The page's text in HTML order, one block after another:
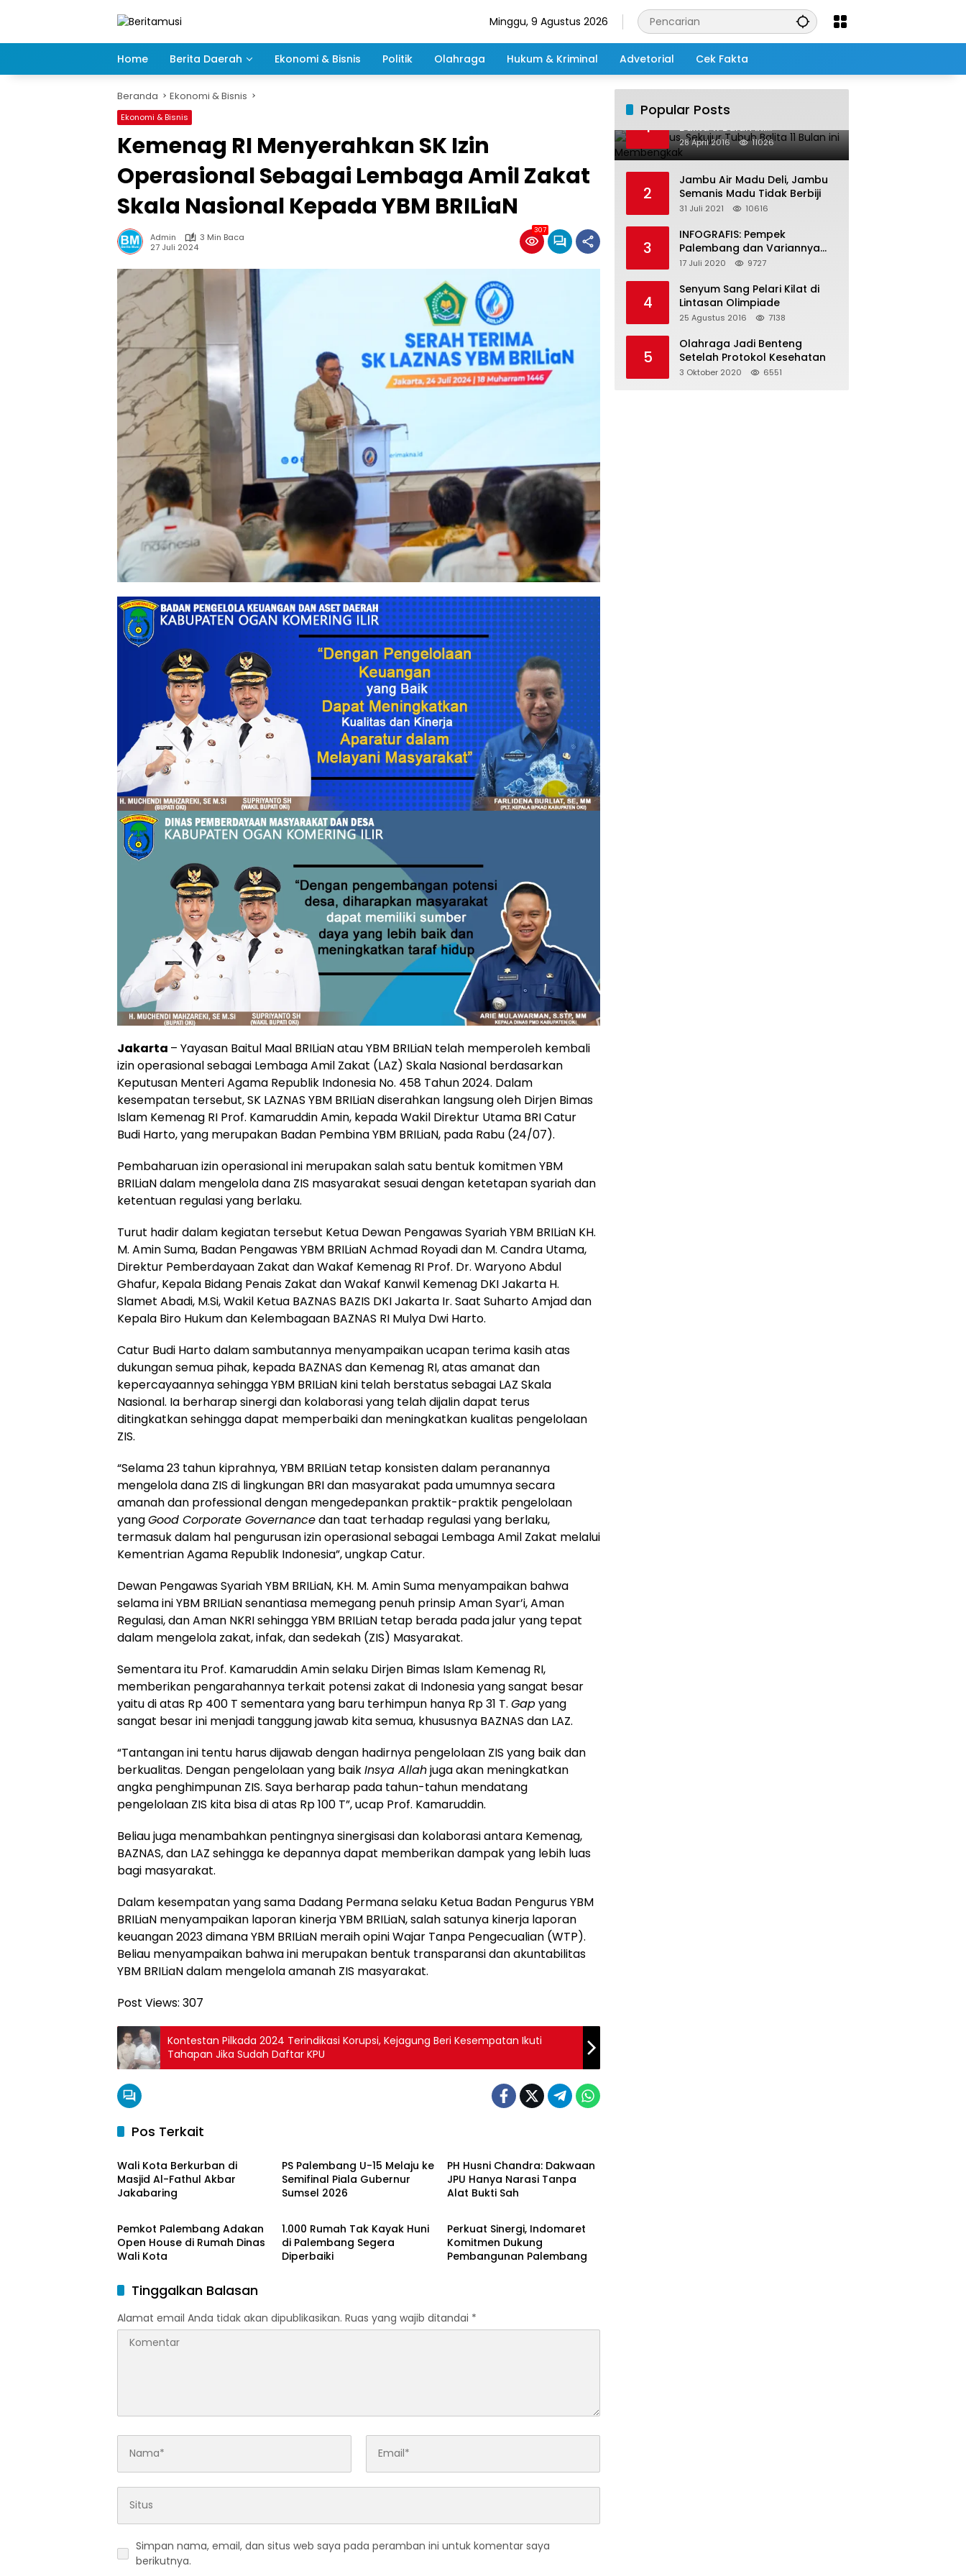
Minggu, 9 Agustus 2026
Home Berita Daerah Ekonomi & Bisnis Politik Olahraga Hukum & Kriminal Advetorial Cek Fakta
Beranda Ekonomi & Bisnis
Ekonomi & Bisnis
Kemenag RI Menyerahkan SK Izin
Operasional Sebagai Lembaga Amil Zakat
Skala Nasional Kepada YBM BRILiaN
Admin
3 Min Baca
27 Juli 2024
307
Jakarta – Yayasan Baitul Maal BRILiaN atau YBM BRILiaN telah memperoleh kembali
izin operasional sebagai Lembaga Amil Zakat (LAZ) Skala Nasional berdasarkan
Keputusan Menteri Agama Republik Indonesia No. 458 Tahun 2024. Dalam
kesempatan tersebut, SK LAZNAS YBM BRILiaN diserahkan langsung oleh Dirjen Bimas
Islam Kemenag RI Prof. Kamaruddin Amin, kepada Wakil Direktur Utama BRI Catur
Budi Harto, yang merupakan Badan Pembina YBM BRILiaN, pada Rabu (24/07).
Pembaharuan izin operasional ini merupakan salah satu bentuk komitmen YBM
BRILiaN dalam mengelola dana ZIS masyarakat sesuai dengan ketetapan syariah dan
ketentuan regulasi yang berlaku.
Turut hadir dalam kegiatan tersebut Ketua Dewan Pengawas Syariah YBM BRILiaN KH.
M. Amin Suma, Badan Pengawas YBM BRILiaN Achmad Royadi dan M. Candra Utama,
Direktur Pemberdayaan Zakat dan Wakaf Kemenag RI Prof. Dr. Waryono Abdul
Ghafur, Kepala Bidang Penais Zakat dan Wakaf Kanwil Kemenag DKI Jakarta H.
Slamet Abadi, M.Si, Wakil Ketua BAZNAS BAZIS DKI Jakarta Ir. Saat Suharto Amjad dan
Kepala Biro Hukum dan Kelembagaan BAZNAS RI Mulya Dwi Harto.
Catur Budi Harto dalam sambutannya menyampaikan ucapan terima kasih atas
dukungan semua pihak, kepada BAZNAS dan Kemenag RI, atas amanat dan
kepercayaannya sehingga YBM BRILiaN kini telah berstatus sebagai LAZ Skala
Nasional. Ia berharap sinergi dan kolaborasi yang telah dijalin dapat terus
ditingkatkan sehingga dapat memperbaiki dan meningkatkan kualitas pengelolaan
ZIS.
“Selama 23 tahun kiprahnya, YBM BRILiaN tetap konsisten dalam peranannya
mengelola dana ZIS di lingkungan BRI dan masyarakat pada umumnya secara
amanah dan professional dengan mengedepankan praktik-praktik pengelolaan
yangGood Corporate Governancedan taat terhadap regulasi yang berlaku,
termasuk dalam hal pengurusan izin operasional sebagai Lembaga Amil Zakat melalui
Kementrian Agama Republik Indonesia”, ungkap Catur.
Dewan Pengawas Syariah YBM BRILiaN, KH. M. Amin Suma menyampaikan bahwa
selama ini YBM BRILiaN senantiasa memegang penuh prinsip Aman Syar’i, Aman
Regulasi, dan Aman NKRI sehingga YBM BRILiaN tetap berada pada jalur yang tepat
dalam mengelola zakat, infak, dan sedekah (ZIS) Masyarakat.
Sementara itu Prof. Kamaruddin Amin selaku Dirjen Bimas Islam Kemenag RI,
memberikan pengarahannya terkait potensi zakat di Indonesia yang sangat besar
yaitu di atas Rp 400 T sementara yang baru terhimpun hanya Rp 31 T. Gapyang
sangat besar ini menjadi tanggung jawab kita semua, khususnya BAZNAS dan LAZ.
“Tantangan ini tentu harus dijawab dengan hadirnya pengelolaan ZIS yang baik dan
berkualitas. Dengan pengelolaan yang baikInsya Allahjuga akan meningkatkan
angka penghimpunan ZIS. Saya berharap pada tahun-tahun mendatang
pengelolaan ZIS kita bisa di atas Rp 100 T”, ucap Prof. Kamaruddin.
Beliau juga menambahkan pentingnya sinergisasi dan kolaborasi antara Kemenag,
BAZNAS, dan LAZ sehingga ke depannya dapat memberikan dampak yang lebih luas
bagi masyarakat.
Dalam kesempatan yang sama Dadang Permana selaku Ketua Badan Pengurus YBM
BRILiaN menyampaikan laporan kinerja YBM BRILiaN, salah satunya kinerja laporan
keuangan 2023 dimana YBM BRILiaN meraih opini Wajar Tanpa Pengecualian (WTP).
Beliau menyampaikan bahwa ini merupakan bentuk transparansi dan akuntabilitas
YBM BRILiaN dalam mengelola amanah ZIS masyarakat.
Post Views: 307
Kontestan Pilkada 2024 Terindikasi Korupsi, Kejagung Beri Kesempatan Ikuti
Tahapan Jika Sudah Daftar KPU
Pos Terkait
Ekonomi & Bisnis
Wali Kota Berkurban di
Masjid Al-Fathul Akbar
Jakabaring
PS Palembang U-15 Melaju ke
Semifinal Piala Gubernur
Sumsel 2026
PH Husni Chandra: Dakwaan
JPU Hanya Narasi Tanpa
Alat Bukti Sah
Ekonomi & Bisnis
Pemkot Palembang Adakan
Open House di Rumah Dinas
Wali Kota
Ekonomi & Bisnis
1.000 Rumah Tak Kayak Huni
di Palembang Segera
Diperbaiki
Ekonomi & Bisnis
Perkuat Sinergi, Indomaret
Komitmen Dukung
Pembangunan Palembang
Tinggalkan Balasan
Alamat email Anda tidak akan dipublikasikan. Ruas yang wajib ditandai *
Simpan nama, email, dan situs web saya pada peramban ini untuk komentar saya
berikutnya.
Popular Posts
1
Salah Infus, Sekujur Tubuh
Balita 11 Bulan ini
Membengkak
28 April 2016 11026
2
Jambu Air Madu Deli, Jambu
Semanis Madu Tidak Berbiji
31 Juli 2021 10616
3
INFOGRAFIS: Pempek
Palembang dan Variannya
yang Melegenda
17 Juli 2020 9727
4
Senyum Sang Pelari Kilat di
Lintasan Olimpiade
25 Agustus 2016 7138
5
Olahraga Jadi Benteng
Setelah Protokol Kesehatan
3 Oktober 2020 6551